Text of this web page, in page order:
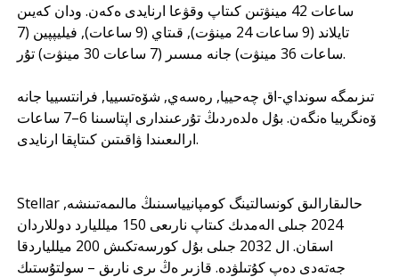
ساعات 42 مينۋتىن كىتاپ وقۋعا ارنايدى ەكەن. ودان كەيىن
تايلاند (9 ساعات 24 مينۋت), قىتاي (9 ساعات), فيليپپين (7
ساعات 36 مينۋت) جانە مىسىر (7 ساعات 30 مينۋت) تۇر.
تىزىمگە سونداي-اق چەحييا, رەسەي, شۆەتسييا, فرانتسييا جانە
ۆەنگرييا ەنگەن. بۇل ەلدەردىڭ تۇرعىندارى اپتاسىنا 6–7 ساعات
ارالىعىندا ۋاقىتىن كىتاپقا ارنايدى.
Stellar حالىقارالىق كونسالتينگ كومپانيياسىنىڭ مالىمەتىنشە,
2024 جىلى الەمدىك كىتاپ نارىعى 150 ميلليارد دوللاردان
اسقان. ال 2032 جىلى بۇل كورسەتكىش 200 ميللياردقا
جەتەدى دەپ كۇتىلۋدە. قازىر ەڭ ىرى نارىق – سولتۇستىك